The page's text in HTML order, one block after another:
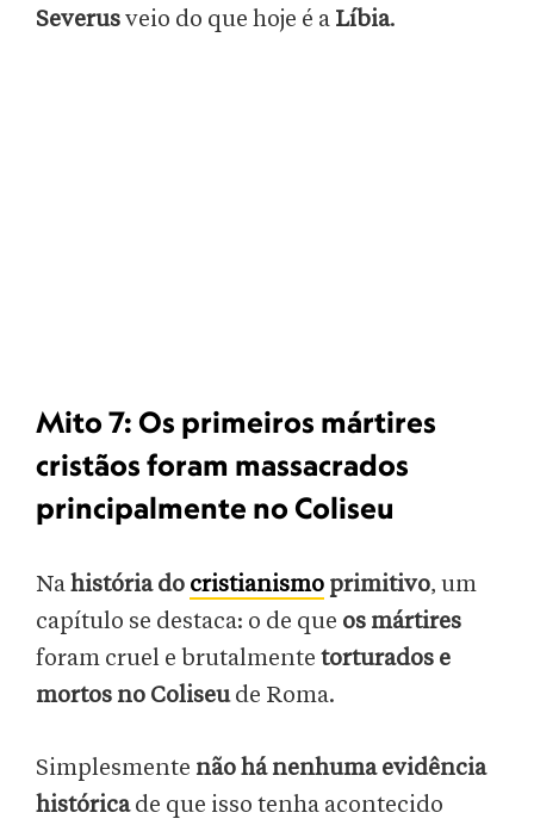
Severusveio do que hoje é a Líbia.
Mito 7: Os primeiros mártires
cristãos foram massacrados
principalmente no Coliseu
Nahistória do cristianismo primitivo, um
capítulo se destaca: o de que os mártires
foram cruel e brutalmente torturados e
mortos no Coliseude Roma.
Simplesmente não há nenhuma evidência
históricade que isso tenha acontecido